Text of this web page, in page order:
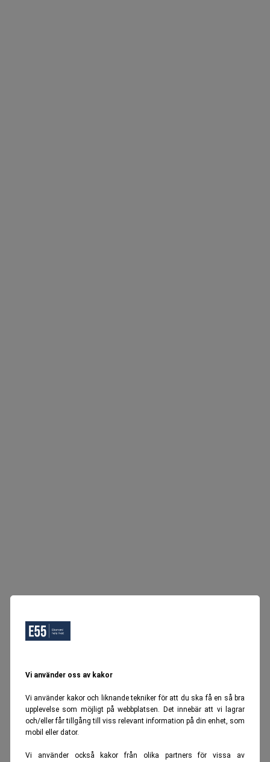
Vi använder oss av kakor
Vi använder kakor och liknande tekniker för att du ska få en så bra
upplevelse som möjligt på webbplatsen. Det innebär att vi lagrar
och/eller får tillgång till viss relevant information på din enhet, som
mobil eller dator.
Vi använder också kakor från olika partners för vissa av